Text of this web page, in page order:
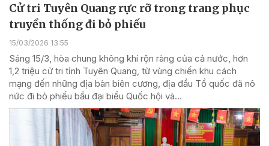
Cử tri Tuyên Quang rực rỡ trong trang phục
truyền thống đi bỏ phiếu
15/03/2026 13:55
Sáng 15/3, hòa chung không khí rộn ràng của cả nước, hơn
1,2 triệu cử tri tỉnh Tuyên Quang, từ vùng chiến khu cách
mạng đến những địa bàn biên cương, địa đầu Tổ quốc đã nô
nức đi bỏ phiếu bầu đại biểu Quốc hội và...